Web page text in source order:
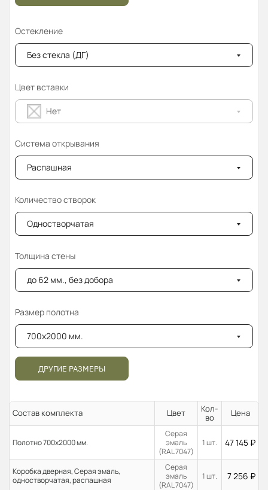
Остекление
Без стекла (ДГ)
Цвет вставки
Нет
Система открывания
Распашная
Количество створок
Одностворчатая
Толщина стены
до 62 мм., без добора
Размер полотна
700x2000 мм.
ДРУГИЕ РАЗМЕРЫ
Состав комплекта Цвет
Кол-
во
Цена
Полотно 700x2000 мм.
Серая
эмаль
(RAL 7047)
1 шт. 47 145 ₽
Коробка дверная, Серая эмаль,
одностворчатая, распашная
Серая
эмаль
(RAL 7047)
1 шт. 7 256 ₽